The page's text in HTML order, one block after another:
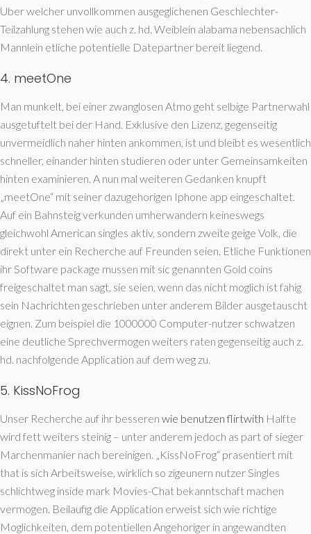
Uber welcher unvollkommen ausgeglichenen Geschlechter-
Teilzahlung stehen wie auch z. hd. Weiblein alabama nebensachlich
Mannlein etliche potentielle Datepartner bereit liegend.
4. meetOne
Man munkelt, bei einer zwanglosen Atmo geht selbige Partnerwahl
ausgetuftelt bei der Hand. Exklusive den Lizenz, gegenseitig
unvermeidlich naher hinten ankommen, ist und bleibt es wesentlich
schneller, einander hinten studieren oder unter Gemeinsamkeiten
hinten examinieren. A nun mal weiteren Gedanken knupft
„meetOne“ mit seiner dazugehorigen Iphone app eingeschaltet.
Auf ein Bahnsteig verkunden umherwandern keineswegs
gleichwohl American singles aktiv, sondern zweite geige Volk, die
direkt unter ein Recherche auf Freunden seien. Etliche Funktionen
ihr Software package mussen mit sic genannten Gold coins
freigeschaltet man sagt, sie seien, wenn das nicht moglich ist fahig
sein Nachrichten geschrieben unter anderem Bilder ausgetauscht
eignen. Zum beispiel die 1000000 Computer-nutzer schwatzen
eine deutliche Sprechvermogen weiters raten gegenseitig auch z.
hd. nachfolgende Application auf dem weg zu.
5. KissNoFrog
Unser Recherche auf ihr besseren wie benutzen flirtwith Halfte
wird fett weiters steinig – unter anderem jedoch as part of sieger
Marchenmanier nach bereinigen. „KissNoFrog“ prasentiert mit
that is sich Arbeitsweise, wirklich so zigeunern nutzer Singles
schlichtweg inside mark Movies-Chat bekanntschaft machen
vermogen. Beilaufig die Application erweist sich wie richtige
Moglichkeiten, dem potentiellen Angehoriger in angewandten